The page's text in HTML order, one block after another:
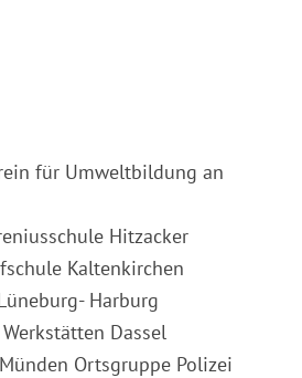
für Umweltbildung an
Hitzacker
Kaltenkirchen
Harburg
Werkstätten Dassel
Ortsgruppe Polizei